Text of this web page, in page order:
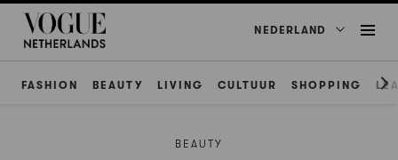
NEDERLAND
FASHION BEAUTY LIVING CULTUUR SHOPPING
BEAUTY